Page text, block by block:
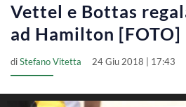
Vettel e Bottas
ad Hamilton [FOTO]
diStefano Vitetta 24 Giu 2018 | 17:43